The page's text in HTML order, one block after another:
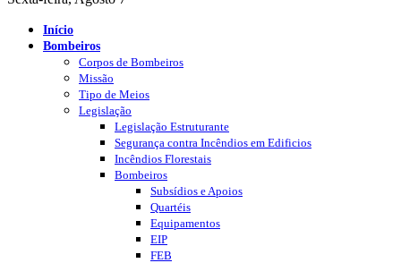
Início
Bombeiros
Corpos de Bombeiros
Missão
Tipo de Meios
Legislação
Legislação Estruturante
Segurança contra Incêndios em Edificios
Incêndios Florestais
Bombeiros
Subsídios e Apoios
Quartéis
Equipamentos
EIP
FEB